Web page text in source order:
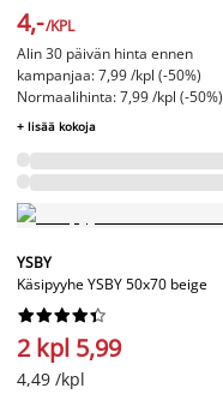
4,-/KPL
Alin 30 päivän hinta ennen
kampanjaa: 7,99 /kpl (-50%)
Normaalihinta: 7,99 /kpl (-50%)
+ lisää kokoja
YSBY
Käsipyyhe YSBY 50x70 beige






2 kpl 5,99
4,49 /kpl